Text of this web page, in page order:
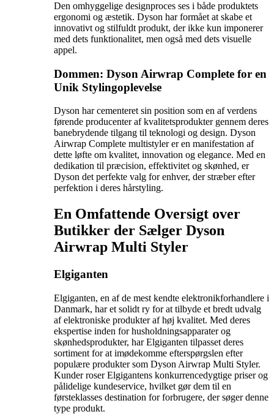
Den omhyggelige designproces ses i både produktets
ergonomi og æstetik. Dyson har formået at skabe et
innovativt og stilfuldt produkt, der ikke kun imponerer
med dets funktionalitet, men også med dets visuelle
appel.
Dommen: Dyson Airwrap Complete for en
Unik Stylingoplevelse
Dyson har cementeret sin position som en af verdens
førende producenter af kvalitetsprodukter gennem deres
banebrydende tilgang til teknologi og design. Dyson
Airwrap Complete multistyler er en manifestation af
dette løfte om kvalitet, innovation og elegance. Med en
dedikation til præcision, effektivitet og skønhed, er
Dyson det perfekte valg for enhver, der stræber efter
perfektion i deres hårstyling.
En Omfattende Oversigt over
Butikker der Sælger Dyson
Airwrap Multi Styler
Elgiganten
Elgiganten, en af de mest kendte elektronikforhandlere i
Danmark, har et solidt ry for at tilbyde et bredt udvalg
af elektroniske produkter af høj kvalitet. Med deres
ekspertise inden for husholdningsapparater og
skønhedsprodukter, har Elgiganten tilpasset deres
sortiment for at imødekomme efterspørgslen efter
populære produkter som Dyson Airwrap Multi Styler.
Kunder roser Elgigantens konkurrencedygtige priser og
pålidelige kundeservice, hvilket gør dem til en
førsteklasses destination for forbrugere, der søger denne
type produkt.